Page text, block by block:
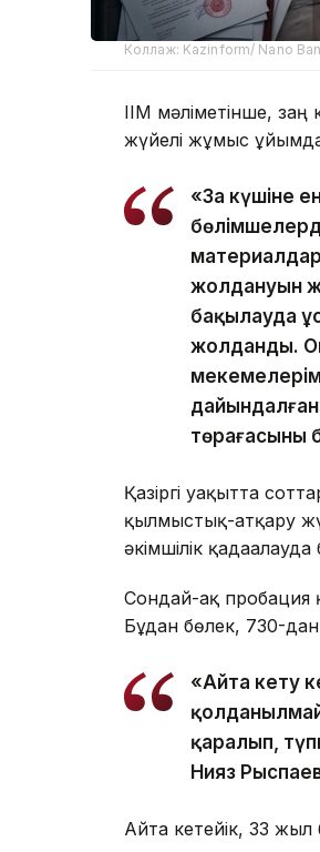
Коллаж: Kazinform/ Nano
ІІМ мәліметінше,
жүйелі жұмыс
«Заң күшіне
жолдануын
бақылауда
жолданды.
төрағасының
Қазіргі уақытта
қылмыстық-атқару
әкімшілік
Сондай-ақ пробация
Бұдан бөлек, 730-
«Айта кету
қаралып,
Нияз
Айта кетейік, 33